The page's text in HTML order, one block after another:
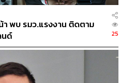
กสภาผู้แทนราษฎร (สส.)
จ พบ รมว.แรงงาน ติดตาม
นด์
25